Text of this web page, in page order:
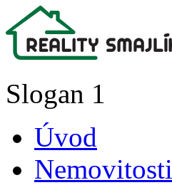
Slogan 1
Úvod
Nemovitosti